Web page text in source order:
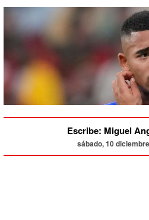
Escribe: Miguel
sábado, 10